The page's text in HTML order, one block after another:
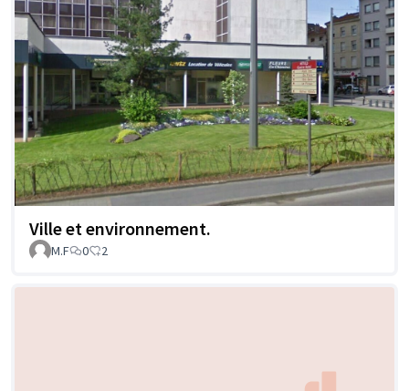
Ville et environnement.
M.F 0 2